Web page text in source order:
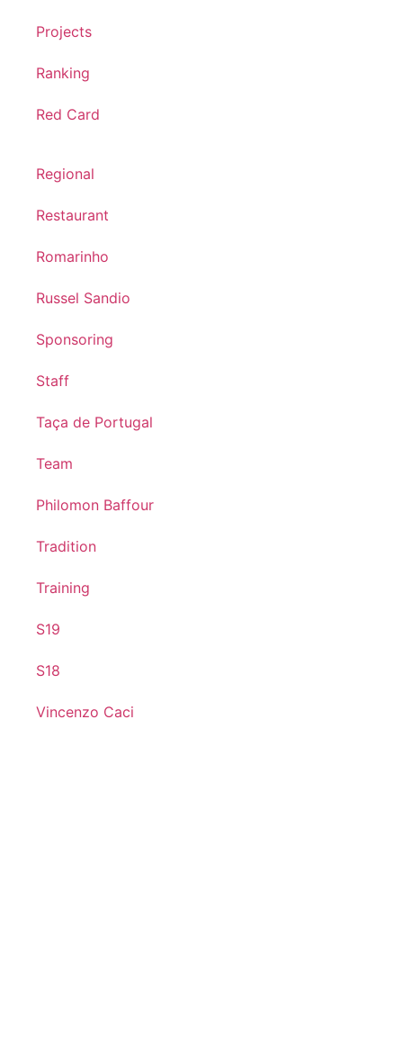
Projects
Ranking
Red Card
Regional
Restaurant
Romarinho
Russel Sandio
Sponsoring
Staff
Taça de Portugal
Team
Philomon Baffour
Tradition
Training
S19
S18
Vincenzo Caci